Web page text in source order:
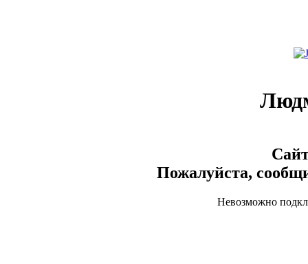
Пожалуйста,
Невозможно